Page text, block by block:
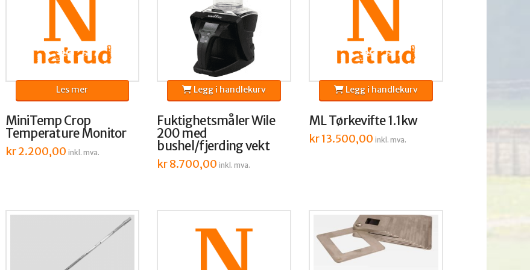
MiniTemp Crop
Temperature Monitor
kr2.200,00 inkl. mva.
Les mer
Fuktighetsmåler Wile
200 med
bushel/fjerding vekt
kr8.700,00 inkl. mva.
Legg i handlekurv
ML Tørkevifte 1.1kw
kr13.500,00 inkl. mva.
Legg i handlekurv